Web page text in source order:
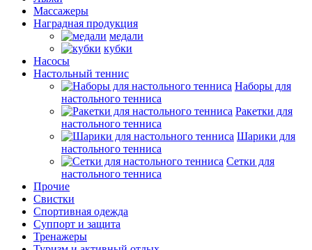
Массажеры
Наградная продукция
медали
кубки
Насосы
Настольный теннис
Наборы для
настольного тенниса
Ракетки для
настольного тенниса
Шарики для
настольного тенниса
Сетки для
настольного тенниса
Прочие
Свистки
Спортивная одежда
Суппорт и защита
Тренажеры